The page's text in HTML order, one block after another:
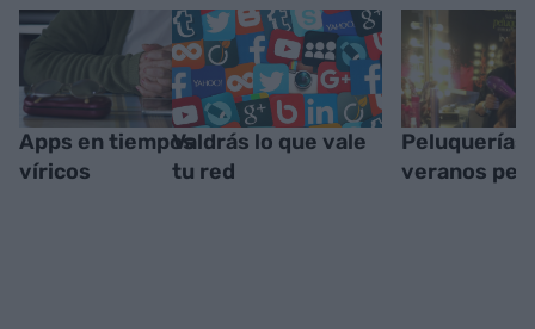
Apps en tiempos
víricos
Valdrás lo que vale
tu red
veranos